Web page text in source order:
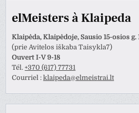
elMeisters à Klaipeda
Klaipėda, Klaipėdoje, Sausio 15-osios g.
(prie Avitelos iškaba Taisykla7)
Ouvert I-V 9-18
Tél.+370 (617) 77731
Courriel :klaipeda@elmeistrai.lt